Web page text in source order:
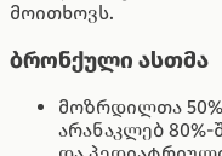
მოითხოვს.
ბრონქული ასთმა
მოზრდილთა
არანაკლებ